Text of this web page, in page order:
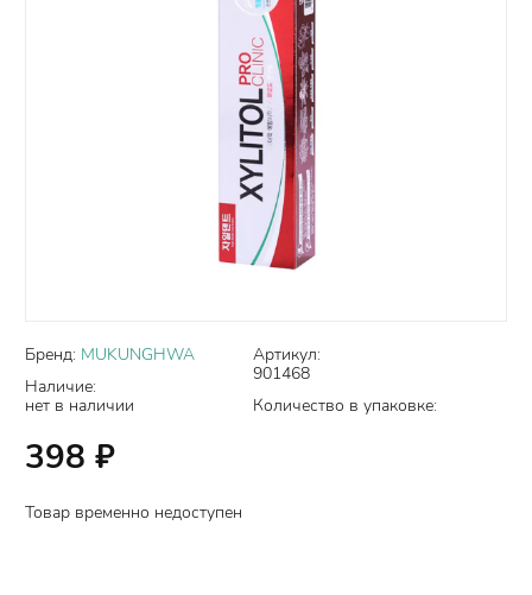
Бренд: MUKUNGHWA
Наличие:
нет в наличии
Артикул:
901468
Количество в упаковке:
398 ₽
Товар временно недоступен